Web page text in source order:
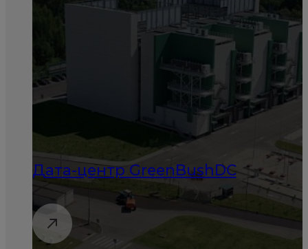
Дата-центр GreenBushDC